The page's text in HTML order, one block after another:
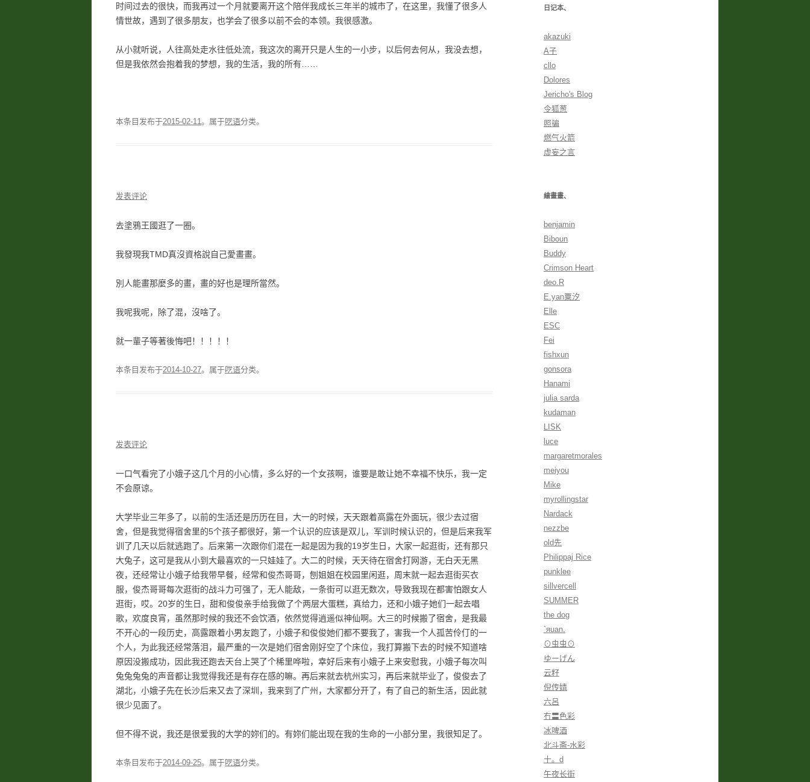
时间过去的很快，而我再过一个月就要离开这个陪伴我成长三年半的城市了，在这里，我懂了很多人
情世故，遇到了很多朋友，也学会了很多以前不会的本领。我很感激。
从小就听说，人往高处走水往低处流，我这次的离开只是人生的一小步，以后何去何从，我没去想，
但是我依然会抱着我的梦想，我的生活，我的所有……
本条目发布于2015-02-11。属于呓语分类。
发表评论
去塗鴉王國逛了一圈。
我發現我TMD真沒資格說自己愛畫畫。
別人能畫那麼多的畫，畫的好也是理所當然。
我呢我呢，除了混，沒啥了。
就一輩子等著後悔吧！！！！！
本条目发布于2014-10-27。属于呓语分类。
发表评论
一口气看完了小娥子这几个月的小心情，多么好的一个女孩啊，谁要是敢让她不幸福不快乐，我一定
不会原谅。
大学毕业三年多了，以前的生活还是历历在目，大一的时候，天天跟着高露在外面玩，很少去过宿
舍，但是我觉得宿舍里的5个孩子都很好，第一个认识的应该是双儿，军训时候认识的，但是后来我军
训了几天以后就逃跑了。后来第一次跟你们混在一起是因为我的19岁生日，大家一起逛街，还有那只
大兔子，这可是我从小到大最喜欢的一只娃娃了。大二的时候，天天待在宿舍打网游，无白天无黑
夜，还经常让小娥子给我带早餐，经常和俊杰哥哥，刨姐姐在校园里闲逛，周末就一起去逛街买衣
服，俊杰哥哥每次逛街的战斗力可强了，无人能敌，一条街可以逛无数次，导致我现在都害怕跟女人
逛街，哎。20岁的生日，甜和俊俊亲手给我做了个两层大蛋糕，真给力，还和小娥子她们一起去唱
歌，欢度良宵，虽然那时候的我还不会饮酒，依然觉得逍遥似神仙啊。大三的时候搬了宿舍，是我最
不开心的一段历史，高露跟着小男友跑了，小娥子和俊俊她们都不要我了，害我一个人孤苦伶仃的一
个人，为此我还经常落泪，最严重的一次是她们宿舍刚好空了个床位，我打算搬下去的时候不知道啥
原因没搬成功，因此我还跑去天台上哭了个稀里哗啦，幸好后来有小娥子上来安慰我，小娥子每次叫
兔兔兔兔的声音都让我觉得我还是有存在感的嘛。再后来就去杭州实习，再后来就毕业了，俊俊去了
湖北，小娥子先在长沙后来又去了深圳，我来到了广州，大家都分开了，有了自己的新生活，因此就
很少见面了。
但不得不说，我还是很爱我的大学的妳们的。有妳们能出现在我的生命的一小部分里，我很知足了。
本条目发布于2014-09-25。属于呓语分类。
日记本、
akazuki
A子
cllo
Dolores
Jericho's Blog
令狐葱
照骗
燃气火箭
虛妄之言
繪畫畫、
benjamin
Biboun
Buddy
Crimson Heart
deo.R
E.yan粟汐
Elle
ESC
Fei
fishxun
gonsora
Hanami
julia sarda
kudaman
LISK
luce
margaretmorales
meiyou
Mike
myrollingstar
Nardack
nezzbe
old先
Philippaj Rice
punklee
sillvercell
SUMMER
the dog
ˋяuan.
⊙虫虫⊙
ゆーげん
云籽
倪传婧
六呂
冇〓色彩
冰啤酒
北斗斋-水彩
十。d
午夜长街